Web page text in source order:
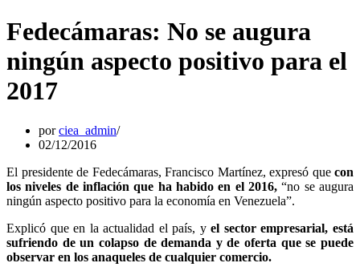
Fedecámaras: No se augura
ningún aspecto positivo para el
2017
porciea_admin
02/12/2016
El presidente de Fedecámaras, Francisco Martínez, expresó que con
los niveles de inflación que ha habido en el 2016, “no se augura
ningún aspecto positivo para la economía en Venezuela”.
Explicó que en la actualidad el país, yel sector empresarial, está
sufriendo de un colapso de demanda y de oferta que se puede
observar en los anaqueles de cualquier comercio.